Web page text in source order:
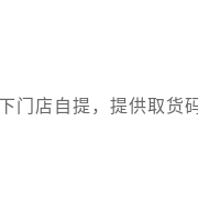
门店自提，提供取货